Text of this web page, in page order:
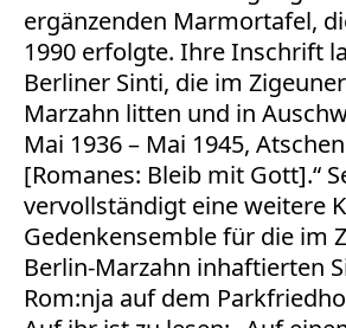
ergänzenden Marmortafel,
1990 erfolgte. Ihre Inschrift
Berliner Sinti, die im
Marzahn litten und in
Mai 1936 – Mai 1945,
[Romanes: Bleib mit Gott].“
vervollständigt eine weitere
Gedenkensemble für die im
Berlin-Marzahn inhaftierten
Rom:nja auf dem